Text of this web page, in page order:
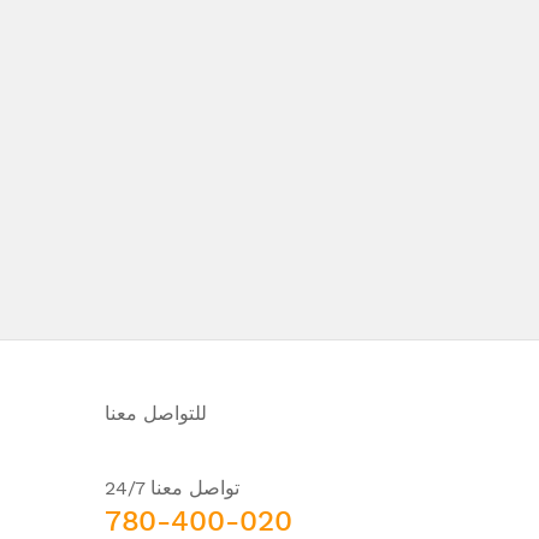
للتواصل معنا
تواصل معنا 24/7
780-400-020